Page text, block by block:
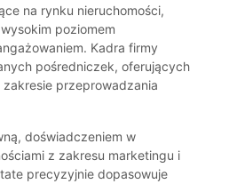
na rynku nieruchomości,
poziomem
Kadra firmy
pośredniczek, oferujących
zakresie przeprowadzania
doświadczeniem w
z zakresu marketingu i
precyzyjnie dopasowuje